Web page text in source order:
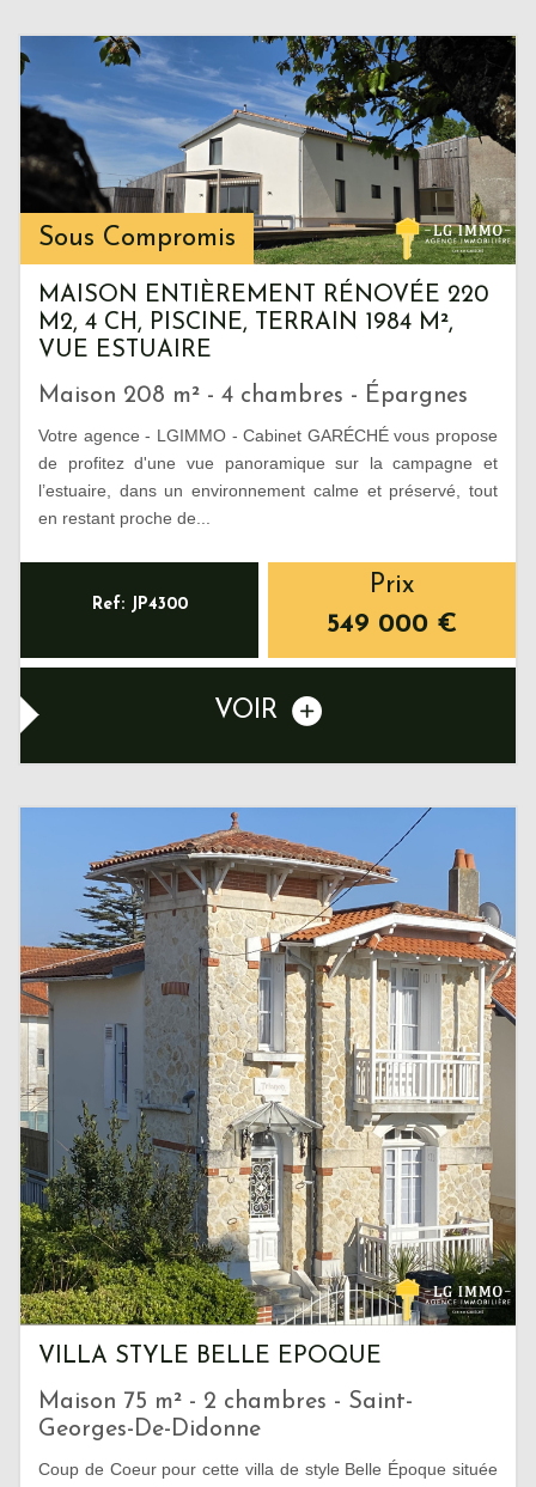
Sous Compromis
MAISON ENTIÈREMENT RÉNOVÉE 220
M2, 4 CH, PISCINE, TERRAIN 1984 M²,
VUE ESTUAIRE
Maison 208 m² - 4 chambres - Épargnes
Votre agence - LGIMMO - Cabinet GARÉCHÉ vous propose
de profitez d'une vue panoramique sur la campagne et
l’estuaire, dans un environnement calme et préservé, tout
en restant proche de...
Ref: JP4300
Prix
549 000 €
VOIR
VILLA STYLE BELLE EPOQUE
Maison 75 m² - 2 chambres - Saint-
Georges-De-Didonne
Coup de Coeur pour cette villa de style Belle Époque située